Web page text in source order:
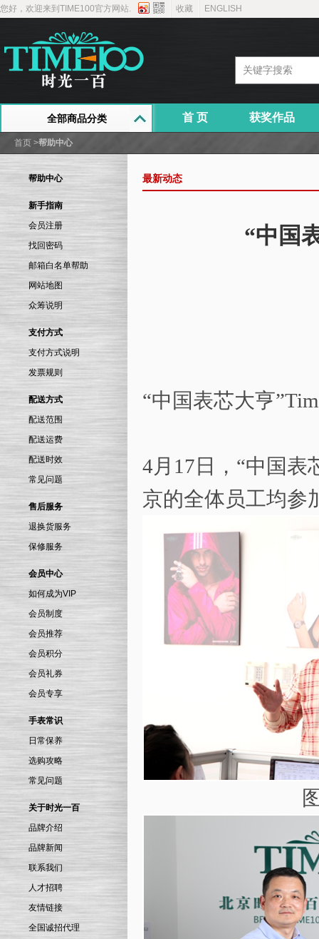
您好，欢迎来到TIME100官方网站. 收藏 ENGLISH
全部商品分类 首 页 获奖作品
首页 >帮助中心
帮助中心
新手指南
会员注册
找回密码
邮箱白名单帮助
网站地图
众筹说明
支付方式
支付方式说明
发票规则
配送方式
配送范围
配送运费
配送时效
常见问题
售后服务
退换货服务
保修服务
会员中心
如何成为VIP
会员制度
会员推荐
会员积分
会员礼券
会员专享
手表常识
日常保养
选购攻略
常见问题
关于时光一百
品牌介绍
品牌新闻
联系我们
人才招聘
友情链接
全国诚招代理
最新动态
“中国
“中国表芯大亨
4月17日，“中国表
京的全体员工均参
图为刘锦成